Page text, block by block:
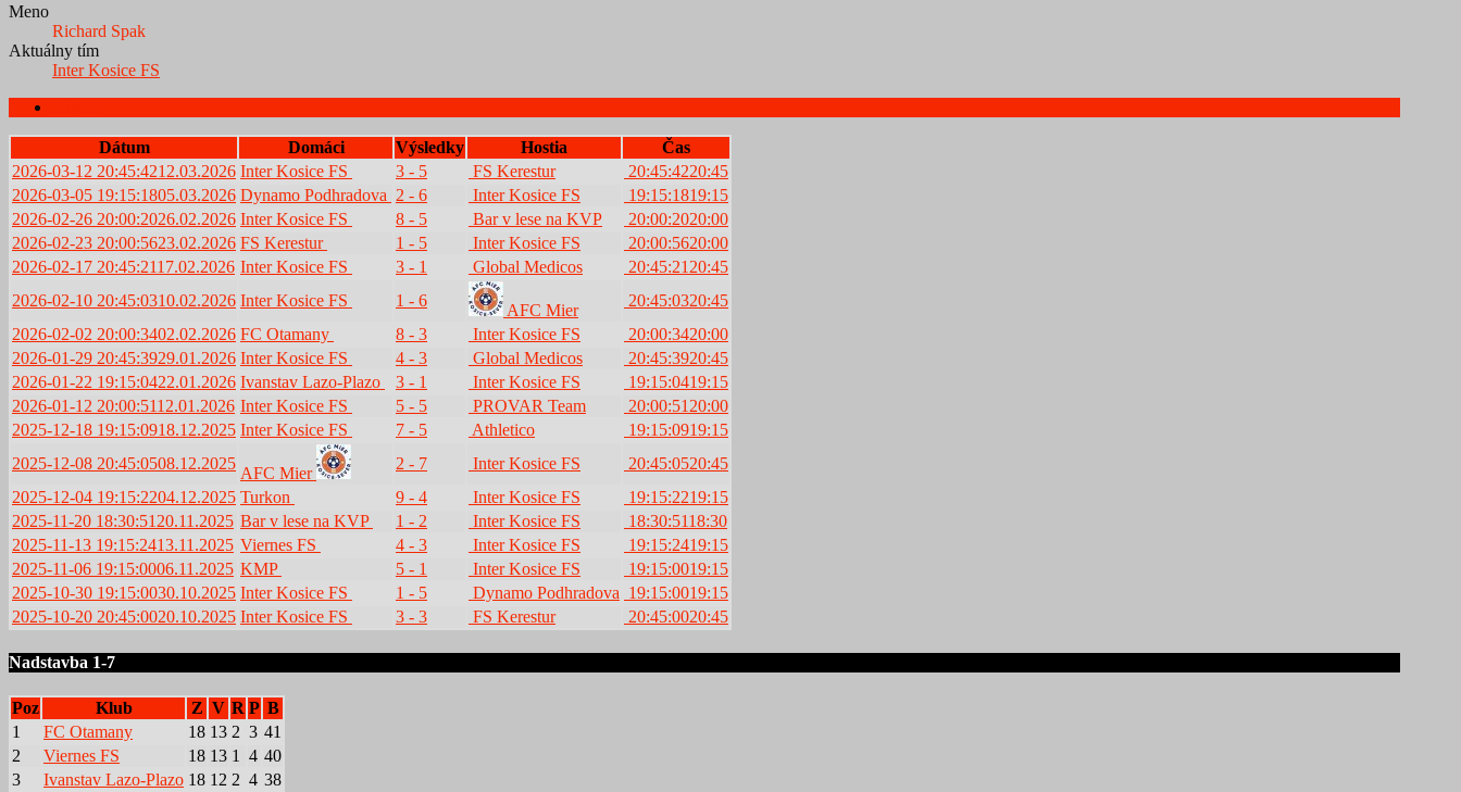
Meno
Richard Spak
Aktuálny tím
Inter Kosice FS
Dátum Domáci Výsledky Hostia
Čas
2026-03-12 20:45:4212.03.2026 Inter Kosice FS 3 - 5 FS Kerestur 20:45:4220:45
2026-03-05 19:15:1805.03.2026 Dynamo Podhradova 2 - 6 Inter Kosice FS 19:15:1819:15
2026-02-26 20:00:2026.02.2026 Inter Kosice FS 8 - 5 Bar v lese na KVP 20:00:2020:00
2026-02-23 20:00:5623.02.2026 FS Kerestur 1 - 5 Inter Kosice FS 20:00:5620:00
2026-02-17 20:45:2117.02.2026 Inter Kosice FS 3 - 1 Global Medicos 20:45:21 20:45
2026-02-10 20:45:0310.02.2026 Inter Kosice FS 1 - 6
AFC Mier
20:45:0320:45
2026-02-02 20:00:3402.02.2026 FC Otamany 8 - 3 Inter Kosice FS 20:00:3420:00
2026-01-29 20:45:3929.01.2026 Inter Kosice FS 4 - 3 Global Medicos 20:45:3920:45
2026-01-22 19:15:0422.01.2026 Ivanstav Lazo-Plazo 3 - 1 Inter Kosice FS 19:15:0419:15
2026-01-12 20:00:5112.01.2026 Inter Kosice FS 5 - 5 PROVAR Team 20:00:51 20:00
2025-12-18 19:15:0918.12.2025 Inter Kosice FS 7 - 5 Athletico 19:15:0919:15
2025-12-08 20:45:0508.12.2025
AFC Mier
2 - 7 Inter Kosice FS 20:45:0520:45
2025-12-04 19:15:2204.12.2025 Turkon 9 - 4 Inter Kosice FS 19:15:2219:15
2025-11-20 18:30:51 20.11.2025 Bar v lese na KVP 1 - 2 Inter Kosice FS 18:30:5118:30
2025-11-13 19:15:2413.11.2025 Viernes FS 4 - 3 Inter Kosice FS 19:15:2419:15
2025-11-06 19:15:0006.11.2025 KMP 5 - 1 Inter Kosice FS 19:15:0019:15
2025-10-30 19:15:0030.10.2025 Inter Kosice FS 1 - 5 Dynamo Podhradova 19:15:0019:15
2025-10-20 20:45:0020.10.2025 Inter Kosice FS 3 - 3 FS Kerestur 20:45:0020:45
Nadstavba 1-7
Poz Klub Z V R P B
1
FC Otamany 18 13 2 3 41
2
Viernes FS 18 13 1 4 40
3
Ivanstav Lazo-Plazo 18 12 2 4 38